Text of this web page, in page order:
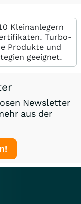
Kleinanlegern
Turbo-
Produkte und
geeignet.
Newsletter
aus der